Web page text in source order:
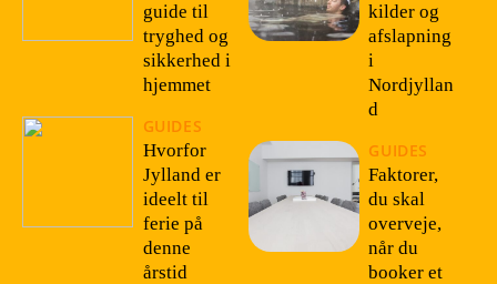
guide til
tryghed og
sikkerhed i
hjemmet
GUIDES
Hvorfor
Jylland er
ideelt til
ferie på
denne
årstid
kilder og
afslapning
i
Nordjyllan
d
GUIDES
Faktorer,
du skal
overveje,
når du
booker et